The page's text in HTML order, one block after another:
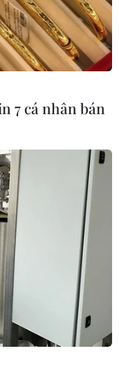
7 cá nhân bán